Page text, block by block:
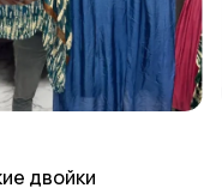
двойки